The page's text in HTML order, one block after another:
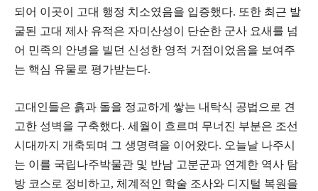
되어 이곳이 고대 행정 치소였음을 입증했다. 또한 최근 발
굴된 고대 제사 유적은 자미산성이 단순한 군사 요새를 넘
어 민족의 안녕을 빌던 신성한 영적 거점이었음을 보여주
는 핵심 유물로 평가받는다.
고대인들은 흙과 돌을 정교하게 쌓는 내탁식 공법으로 견
고한 성벽을 구축했다. 세월이 흐르며 무너진 부분은 조선
시대까지 개축되며 그 생명력을 이어왔다. 오늘날 나주시
는 이를 국립나주박물관 및 반남 고분군과 연계한 역사 탐
방 코스로 정비하고, 체계적인 학술 조사와 디지털 복원을